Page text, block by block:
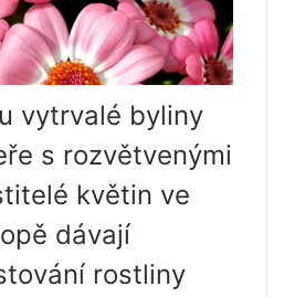
vytrvalé byliny
s rozvětvenými
květin ve
dávají
rostliny